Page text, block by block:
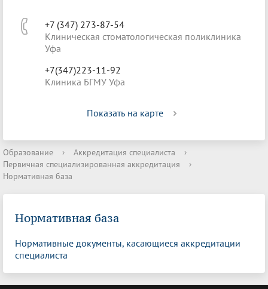
+7 (347) 273-87-54
Клиническая стоматологическая поликлиника
Уфа
+7(347)223-11-92
Клиника БГМУ Уфа
Показать на карте
Образование › Аккредитация специалиста
›
Первичная специализированная аккредитация
›
Нормативная база
Нормативная база
Нормативные документы, касающиеся аккредитации
специалиста